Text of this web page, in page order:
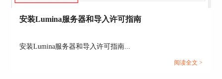
安装Lumina服务器和导入许可指南
安装Lumina服务器和导入许可指南...
阅读全文 >